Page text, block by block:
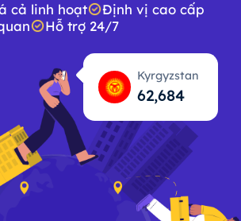
cả linh hoạt
Định vị cao cấp
Hỗ trợ 24/7
Kyrgyzstan
62,685